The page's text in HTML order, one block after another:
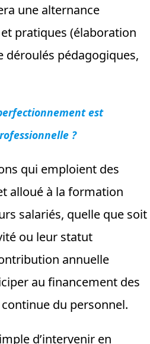
une alternance
pratiques (élaboration
déroulés pédagogiques,
est
?
qui emploient des
alloué à la formation
salariés, quelle que soit
ou leur statut
annuelle
au financement des
du personnel.
d’intervenir en